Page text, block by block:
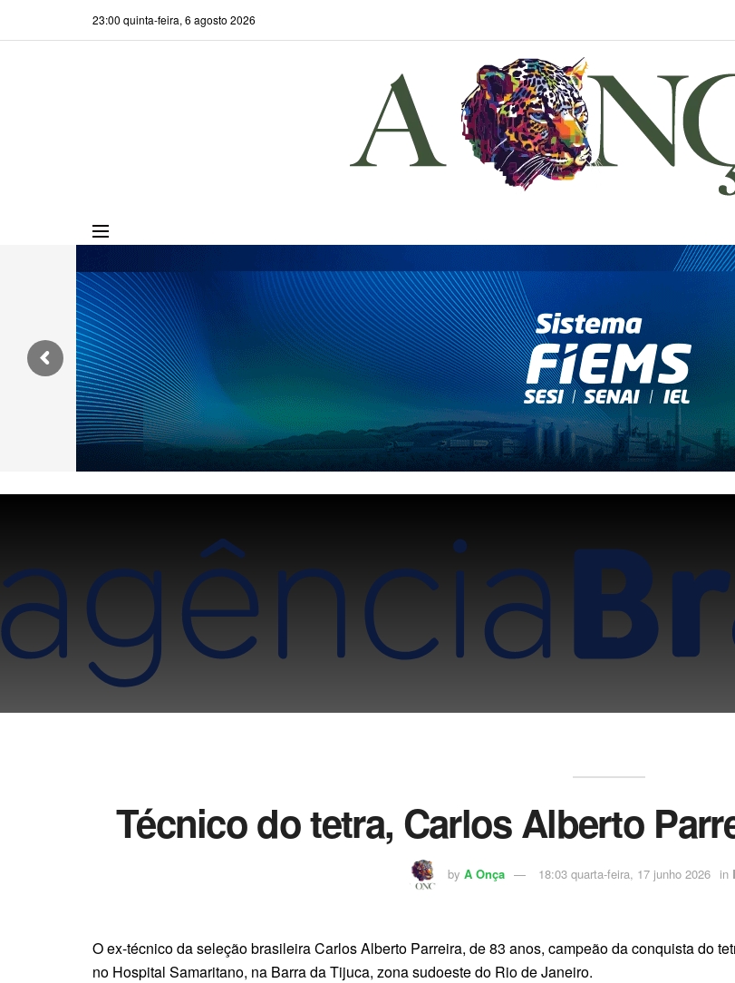
23:00 quinta-feira, 6 agosto 2026
Técnico do tetra, Carlos Alberto
by A Onça 18:03 quarta-feira, 17 junho 2026 in
O ex-técnico da seleção brasileira Carlos Alberto Parreira, de 83 anos, campeão da conquista do
no Hospital Samaritano, na Barra da Tijuca, zona sudoeste do Rio de Janeiro.